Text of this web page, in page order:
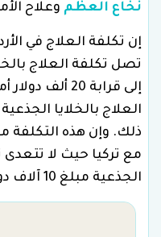
نخاع العظم وعلاح
إن تكلفة العلاج في
تصل تكلفة العلاج
إلى قرابة 20
العلاج بالخلايا
ذلك. وإن هذه التكلفة
مع تركيا حيث لا تتعدى
الجذعية مبلغ 10 آلاف دولار أمريكي.